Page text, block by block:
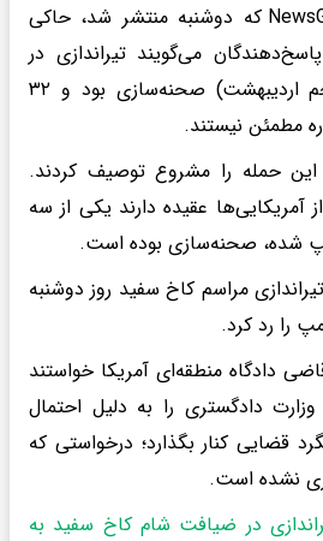
نتایج نظرسنجی NewsGuard که دوشنبه منتشر شد، حاکی
از پاسخ‌دهندگان می‌گویند تیراندازی در
ضیافت ۲۵ آوریل (پنجم اردیبهشت) صحنه‌سازی بود و ۳۲
مطمئن نیستند.
نیز این حمله را مشروع توصیف کردند.
۳۰ درصد از آمریکایی‌ها عقیده دارند یکی از سه
شده، صحنه‌سازی بوده است.
مراسم کاخ سفید روز دوشنبه
را رد کرد.
دادگاه منطقه‌ای آمریکا خواستند
دادگستری را به دلیل احتمال
قضایی کنار بگذارد؛ درخواستی که
نشده است.
در ضیافت شام کاخ سفید به